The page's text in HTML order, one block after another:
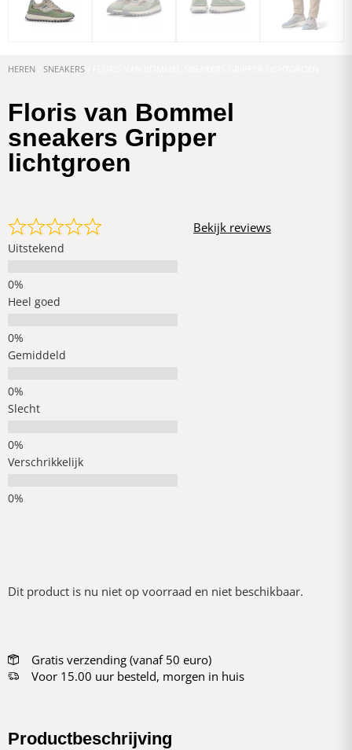
HEREN SNEAKERS
Floris van Bommel
sneakers Gripper
lichtgroen
Uitstekend
Heel goed
Gemiddeld
Slecht
Verschrikkelijk
Bekijk reviews
Dit product is nu niet op voorraad en niet beschikbaar.
Gratis verzending (vanaf 50 euro)
Voor 15.00 uur besteld, morgen in huis
Productbeschrijving